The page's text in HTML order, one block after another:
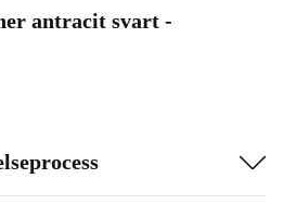
antracit svart -